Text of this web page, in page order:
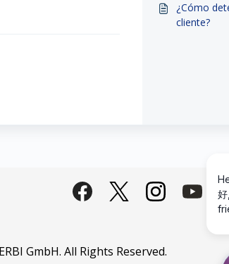
¿Cómo
cliente?
GmbH. All Rights Reserved.